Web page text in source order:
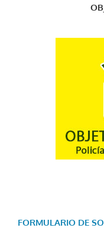
FORMULARIO DE